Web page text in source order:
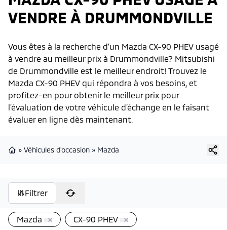
VENDRE À DRUMMONDVILLE
Vous êtes à la recherche d’un Mazda CX-90 PHEV usagé
à vendre au meilleur prix à Drummondville? Mitsubishi
de Drummondville est le meilleur endroit! Trouvez le
Mazda CX-90 PHEV qui répondra à vos besoins, et
profitez-en pour obtenir le meilleur prix pour
l'évaluation de votre véhicule d’échange en le faisant
évaluer en ligne dès maintenant.
» Véhicules d'occasion » Mazda
Filtrer
Mazda CX-90 PHEV